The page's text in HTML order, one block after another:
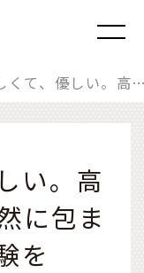
なつかしくて、優しい。高知県・大豊町
い。高
に包ま
を